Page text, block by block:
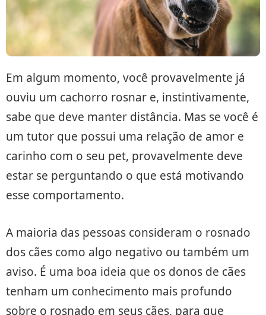
Em algum momento, você provavelmente já
ouviu um cachorro rosnar e, instintivamente,
sabe que deve manter distância. Mas se você é
um tutor que possui uma relação de amor e
carinho com o seu pet, provavelmente deve
estar se perguntando o que está motivando
esse comportamento.
A maioria das pessoas consideram o rosnado
dos cães como algo negativo ou também um
aviso. É uma boa ideia que os donos de cães
tenham um conhecimento mais profundo
sobre o rosnado em seus cães, para que